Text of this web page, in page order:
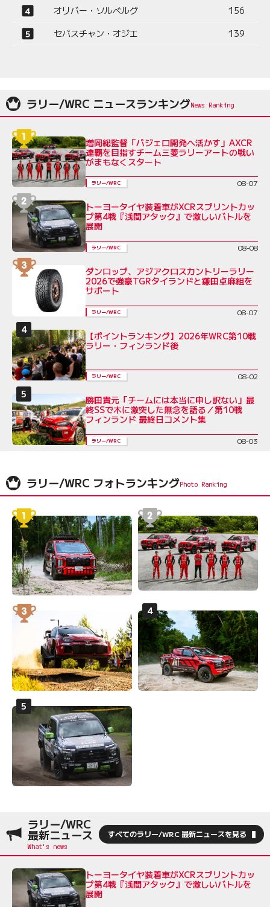
オリバー・ソルベルグ
156
セバスチャン・オジエ
139
ラリー/WRC ニュースランキング
増岡総監督「パジェロ開発へ活かす」AXCR
連覇を目指すチーム三菱ラリーアートの戦い
がまもなくスタート
ラリー/WRC 08-07
トーヨータイヤ装着車がXCRスプリントカッ
プ第4戦『浅間アタック』で激しいバトルを
展開
ラリー/WRC 08-08
ダンロップ、アジアクロスカントリーラリー
2026で強豪TGRタイランドと鎌田卓麻組を
サポート
ラリー/WRC 08-07
【ポイントランキング】2026年WRC第10戦
ラリー・フィンランド後
ラリー/WRC 08-02
勝田貴元「チームには本当に申し訳ない」最
終SSで木に激突した無念を語る／第10戦
フィンランド 最終日コメント集
ラリー/WRC 08-03
ラリー/WRC フォトランキング
ラリー/WRC
最新ニュース すべてのラリー/WRC 最新ニュースを見る
トーヨータイヤ装着車がXCRスプリントカッ
プ第4戦『浅間アタック』で激しいバトルを
展開